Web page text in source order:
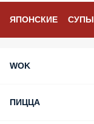
ЯПОНСКИЕ СУПЫ
WOK
ПИЦЦА